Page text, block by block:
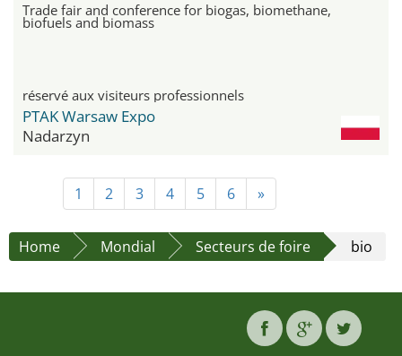
Trade fair and conference for biogas, biomethane,
biofuels and biomass
réservé aux visiteurs professionnels
PTAK Warsaw Expo
Nadarzyn
1 2 3 4 5 6 »
Home Mondial Secteurs de foire bio